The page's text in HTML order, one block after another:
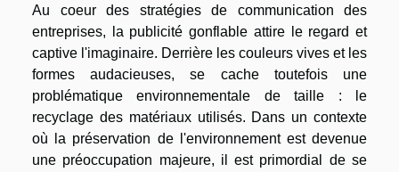
Au coeur des stratégies de communication des
entreprises, la publicité gonflable attire le regard et
captive l'imaginaire. Derrière les couleurs vives et les
formes audacieuses, se cache toutefois une
problématique environnementale de taille : le
recyclage des matériaux utilisés. Dans un contexte
où la préservation de l'environnement est devenue
une préoccupation majeure, il est primordial de se